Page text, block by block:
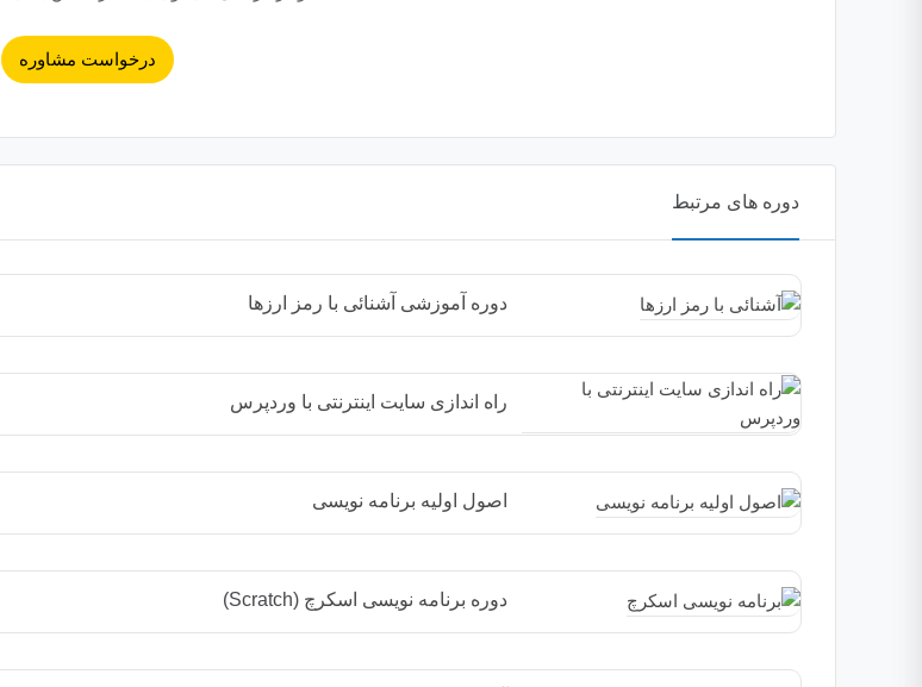
درخواست مشاوره
دوره های مرتبط
دوره آموزشی آشنائی با رمز ارزها
راه اندازی سایت اینترنتی با وردپرس
اصول اولیه برنامه نویسی
دوره برنامه نویسی اسکرچ (Scratch)